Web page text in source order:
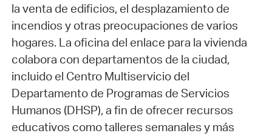
la venta de edificios, el desplazamiento de
incendios y otras preocupaciones de varios
hogares. La oficina del enlace para la vivienda
colabora con departamentos de la ciudad,
incluido el Centro Multiservicio del
Departamento de Programas de Servicios
Humanos (DHSP), a fin de ofrecer recursos
educativos como talleres semanales y más